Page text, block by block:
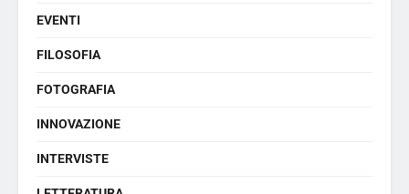
EVENTI
FILOSOFIA
FOTOGRAFIA
INNOVAZIONE
INTERVISTE